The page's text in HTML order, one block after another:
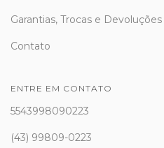
Garantias, Trocas e Devoluções
Contato
ENTRE EM CONTATO
5543998090223
(43) 99809-0223